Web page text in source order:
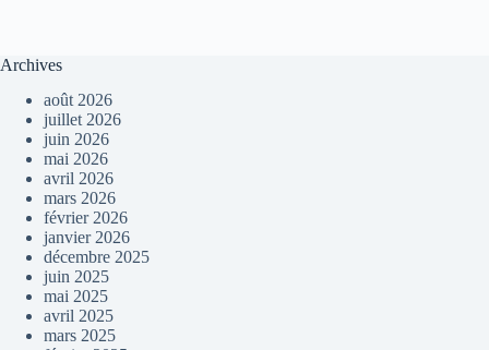
Archives
août 2026
juillet 2026
juin 2026
mai 2026
avril 2026
mars 2026
février 2026
janvier 2026
décembre 2025
juin 2025
mai 2025
avril 2025
mars 2025